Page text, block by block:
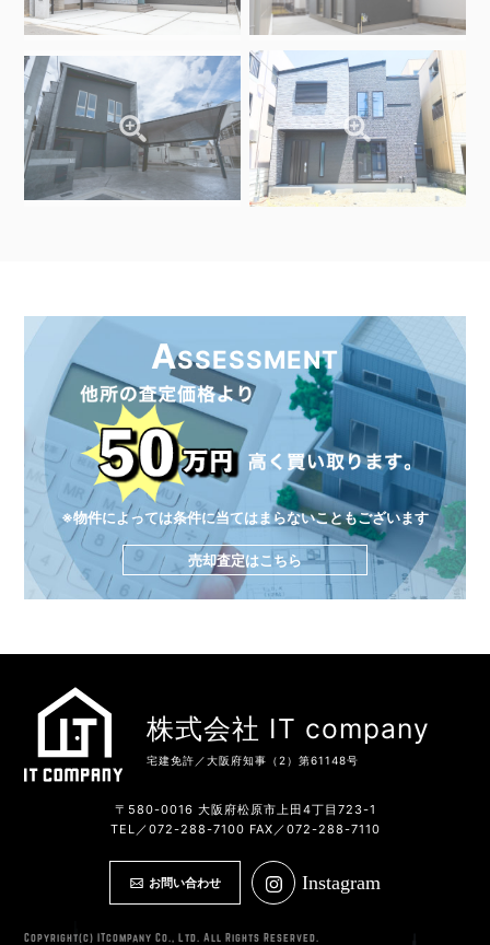
ASSESSMENT
※物件によっては条件に当てはまらないこともございます
売却査定はこちら
株式会社 IT company
宅建免許／大阪府知事（2）第61148号
〒580-0016 大阪府松原市上田4丁目723-1
TEL／072-288-7100 FAX／072-288-7110
お問い合わせ Instagram
Copyright(c) ITcompany Co., Ltd. All Rights Reserved.